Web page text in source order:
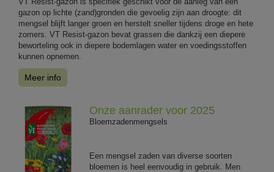
gazon op lichte (zand)gronden die gevoelig zijn aan droogte: dit
mengsel blijft langer groen en herstelt sneller tijdens droge en hete
zomers. VT Resist-gazon bevat grassen die dankzij een diepere
beworteling ook in diepere bodemlagen water en voedingsstoffen
kunnen opnemen.
Meer info
Onze aanrader voor 2025
Bloemzadenmengsels
Een mengsel zaden van diverse soorten
bloemen is heel eenvoudig in gebruik. Men